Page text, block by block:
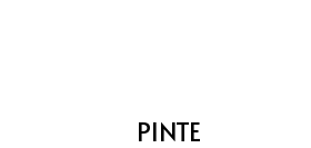
PINTE